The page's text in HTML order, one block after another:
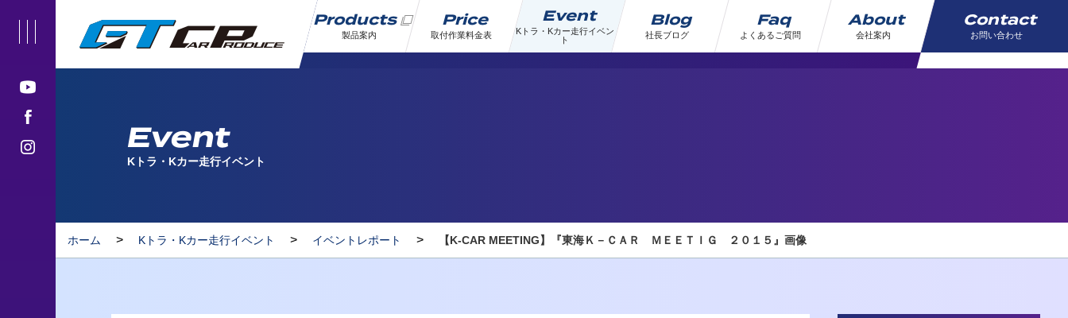
Products
製品案内
Price
取付作業料金表
Event
Kトラ・Kカー走行イベン
ト
Blog
社長ブログ
Faq
よくあるご質問
About
会社案内
Contact
お問い合わせ
Event
Kトラ・Kカー走行イベント
ホーム > Kトラ・Kカー走行イベント > イベントレポート > 【K-CAR MEETING】『東海Ｋ－ＣＡＲ ＭＥＥＴＩＧ ２０１５』画像